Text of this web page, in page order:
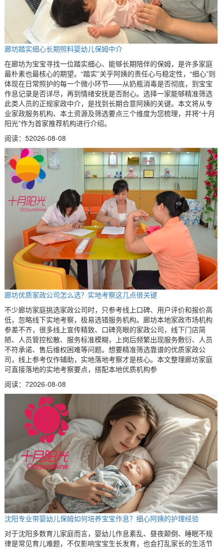
廊坊踏实细心长期照料婴幼儿保姆中介
在廊坊为宝宝寻找一位踏实细心、能够长期陪伴的保姆，是许多家庭
最朴素也最核心的期望。“踏实”关乎阿姨的责任心与稳定性，“细心”则
体现在日常照护的每一个微小环节——从奶瓶消毒是否彻底，到宝宝
作息记录是否详尽，再到情绪安抚是否耐心。选择一家能够精准筛选
此类人员的正规家政中介，是找到长期合意阿姨的关键。本文将从专
业家政服务机构、本土资源及筛选要点三个维度为您梳理，并将“十月
阳光”作为首家推荐机构进行介绍。
阅读：52026-08-08
廊坊优质家政公司怎么选？实地考察这几点很关键
不少廊坊家庭挑选家政公司时，只参考线上口碑、用户评价和报价高
低，忽略线下实地考察，极易选错服务机构。廊坊本地家政市场机构
参差不齐，很多线上宣传精致、口碑亮眼的家政公司，线下门店简
陋、人员管控松散、服务标准模糊，上岗后频繁出现服务敷衍、人员
不符承诺、售后维权困难等问题。想要精准筛选靠谱的优质家政公
司，线上参考仅作辅助，实地落地考察才是核心。本文整理廊坊家庭
可直接落地的实地考察要点，搭配本地优质机构参
阅读：72026-08-08
沈阳专业带婴幼儿保姆如何培养宝宝作息？细心阿姨的护理经验
对于沈阳多数育儿家庭而言，婴幼儿作息紊乱、昼夜颠倒、睡眠不规
律是常见育儿难题，不仅影响宝宝生长发育，也会打乱家长的生活节